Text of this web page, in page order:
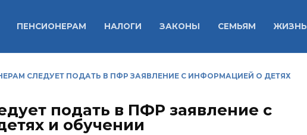
ПЕНСИОНЕРАМ НАЛОГИ ЗАКОНЫ СЕМЬЯМ ЖИЗНЬ
СЛЕДУЕТ ПОДАТЬ В ПФР ЗАЯВЛЕНИЕ С ИНФОРМАЦИЕЙ О ДЕТЯХ
подать в ПФР заявление с
и обучении